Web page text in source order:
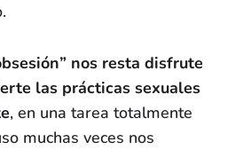
nos resta disfrute
las prácticas sexuales
, en una tarea totalmente
muchas veces nos